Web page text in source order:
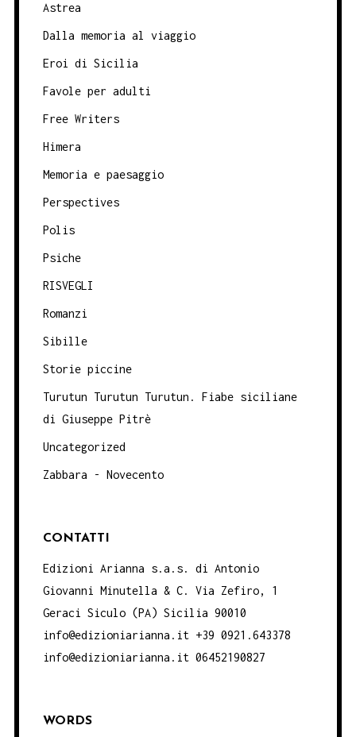
Astrea
Dalla memoria al viaggio
Eroi di Sicilia
Favole per adulti
Free Writers
Himera
Memoria e paesaggio
Perspectives
Polis
Psiche
RISVEGLI
Romanzi
Sibille
Storie piccine
Turutun Turutun Turutun. Fiabe siciliane
di Giuseppe Pitrè
Uncategorized
Zabbara - Novecento
CONTATTI
Edizioni Arianna s.a.s. di Antonio
Giovanni Minutella & C. Via Zefiro, 1
Geraci Siculo (PA) Sicilia 90010
info@edizioniarianna.it +39 0921.643378
info@edizioniarianna.it 06452190827
WORDS